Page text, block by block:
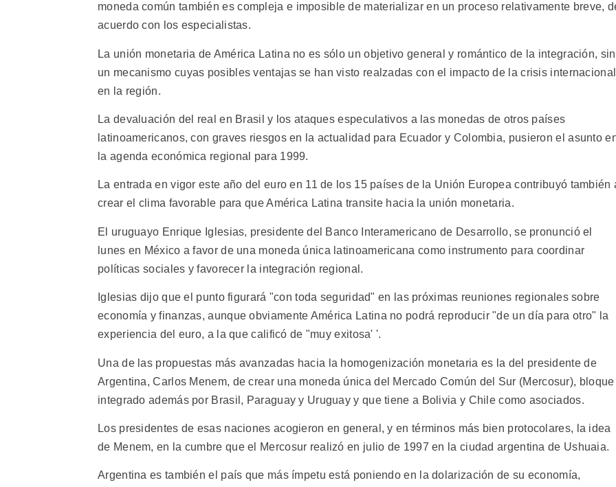
moneda común también es compleja e imposible de materializar en un proceso relativamente breve,
acuerdo con los especialistas.
La unión monetaria de América Latina no es sólo un objetivo general y romántico de la integración,
un mecanismo cuyas posibles ventajas se han visto realzadas con el impacto de la crisis internacional
en la región.
La devaluación del real en Brasil y los ataques especulativos a las monedas de otros países
latinoamericanos, con graves riesgos en la actualidad para Ecuador y Colombia, pusieron el asunto
la agenda económica regional para 1999.
La entrada en vigor este año del euro en 11 de los 15 países de la Unión Europea contribuyó también
crear el clima favorable para que América Latina transite hacia la unión monetaria.
El uruguayo Enrique Iglesias, presidente del Banco Interamericano de Desarrollo, se pronunció el
lunes en México a favor de una moneda única latinoamericana como instrumento para coordinar
políticas sociales y favorecer la integración regional.
Iglesias dijo que el punto figurará "con toda seguridad" en las próximas reuniones regionales sobre
economía y finanzas, aunque obviamente América Latina no podrá reproducir "de un día para otro" la
experiencia del euro, a la que calificó de "muy exitosa' '.
Una de las propuestas más avanzadas hacia la homogenización monetaria es la del presidente de
Argentina, Carlos Menem, de crear una moneda única del Mercado Común del Sur (Mercosur), bloque
integrado además por Brasil, Paraguay y Uruguay y que tiene a Bolivia y Chile como asociados.
Los presidentes de esas naciones acogieron en general, y en términos más bien protocolares, la idea
de Menem, en la cumbre que el Mercosur realizó en julio de 1997 en la ciudad argentina de Ushuaia.
Argentina es también el país que más ímpetu está poniendo en la dolarización de su economía,